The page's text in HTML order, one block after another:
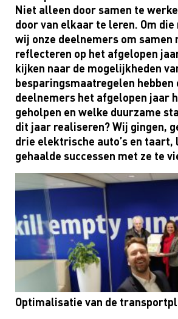
Niet alleen door samen te
door van elkaar te leren. Om die
wij onze deelnemers om samen
reflecteren op het afgelopen
kijken naar de mogelijkheden
besparingsmaatregelen hebben
deelnemers het afgelopen jaar
geholpen en welke duurzame
dit jaar realiseren?Wij gingen,
drie elektrische auto’s en taart,
gehaalde successen met ze te
Optimalisatie van de